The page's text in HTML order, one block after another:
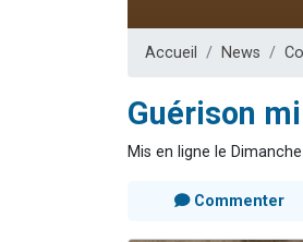
Accueil News
Guérison
Mis en ligne le
Commenter